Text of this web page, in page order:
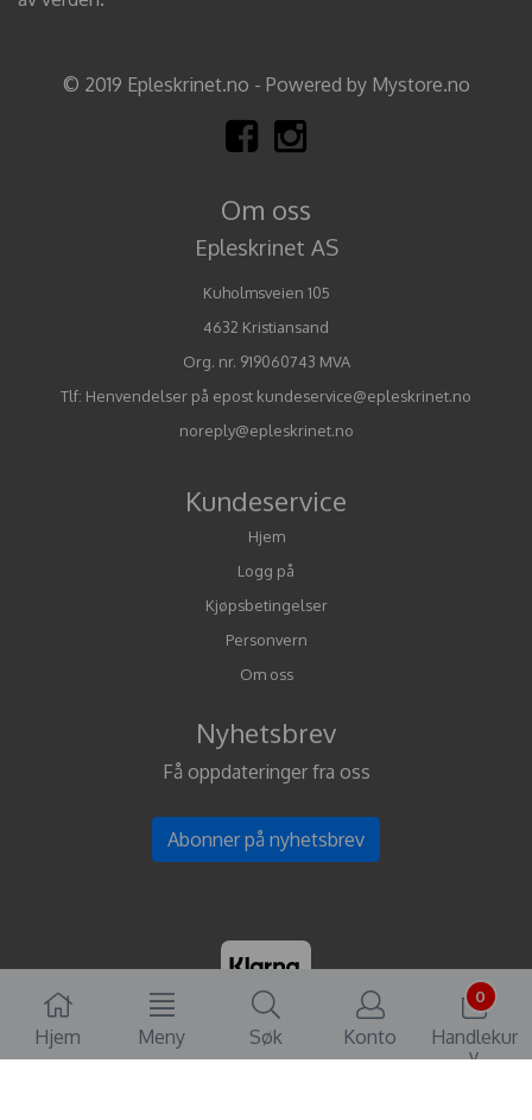
Hjem Meny Søk Konto
0
Handlekur
v
© 2019 Epleskrinet.no - Powered by Mystore.no
Om oss
Epleskrinet AS
Kuholmsveien 105
4632 Kristiansand
Org. nr. 919060743 MVA
Tlf: Henvendelser på epost kundeservice@epleskrinet.no
noreply@epleskrinet.no
Kundeservice
Hjem
Logg på
Kjøpsbetingelser
Personvern
Om oss
Nyhetsbrev
Få oppdateringer fra oss
Abonner på nyhetsbrev